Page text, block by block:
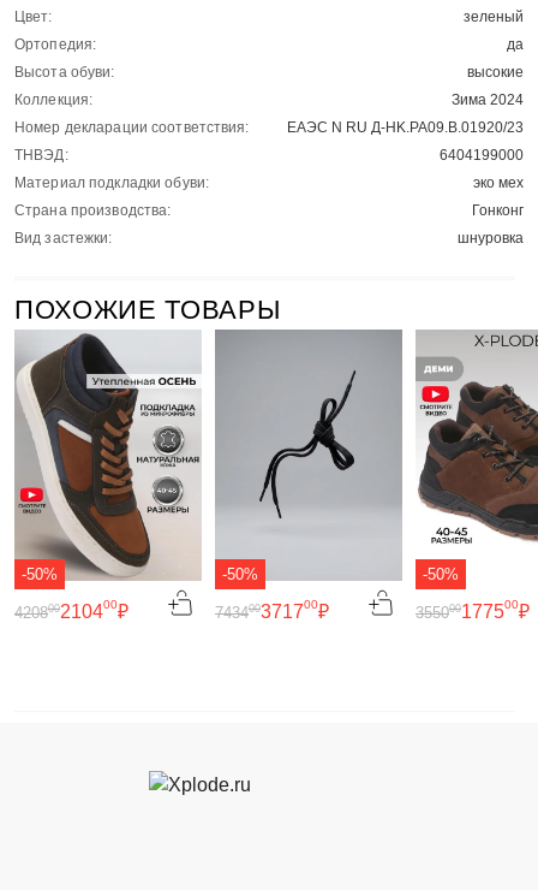
Цвет:
зеленый
Ортопедия:
да
Высота обуви:
высокие
Коллекция:
Зима 2024
Номер декларации соответствия:
ЕАЭС N RU Д-HK.РА09.В.01920/23
ТНВЭД:
6404199000
Материал подкладки обуви:
эко мех
Страна производства:
Гонконг
Вид застежки:
шнуровка
ПОХОЖИЕ ТОВАРЫ
-50%
210400₽
420800
-50%
371700₽
743400
-50%
177500₽
355000